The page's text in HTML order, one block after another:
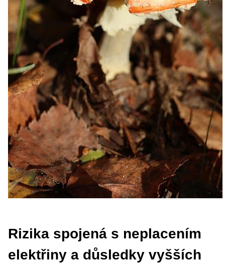
Rizika spojená s neplacením
elektřiny a důsledky vyšších